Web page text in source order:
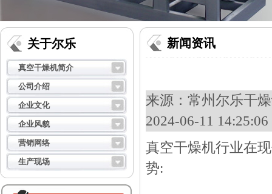
关于尔乐
真空干燥机简介
公司介绍
企业文化
企业风貌
营销网络
生产现场
新闻资讯
来源： 常州尔乐干
2024-06-11
真空干燥机行业在
势: